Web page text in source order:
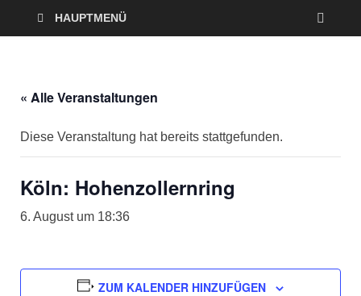
HAUPTMENÜ
« Alle Veranstaltungen
Diese Veranstaltung hat bereits stattgefunden.
Köln: Hohenzollernring
6. August um 18:36
ZUM KALENDER HINZUFÜGEN